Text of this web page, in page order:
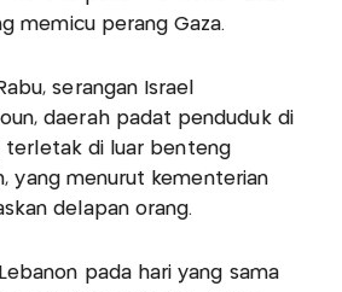
memicu perang Gaza.
serangan Israel
daerah padat penduduk di
terletak di luar benteng
yang menurut kementerian
delapan orang.
pada hari yang sama